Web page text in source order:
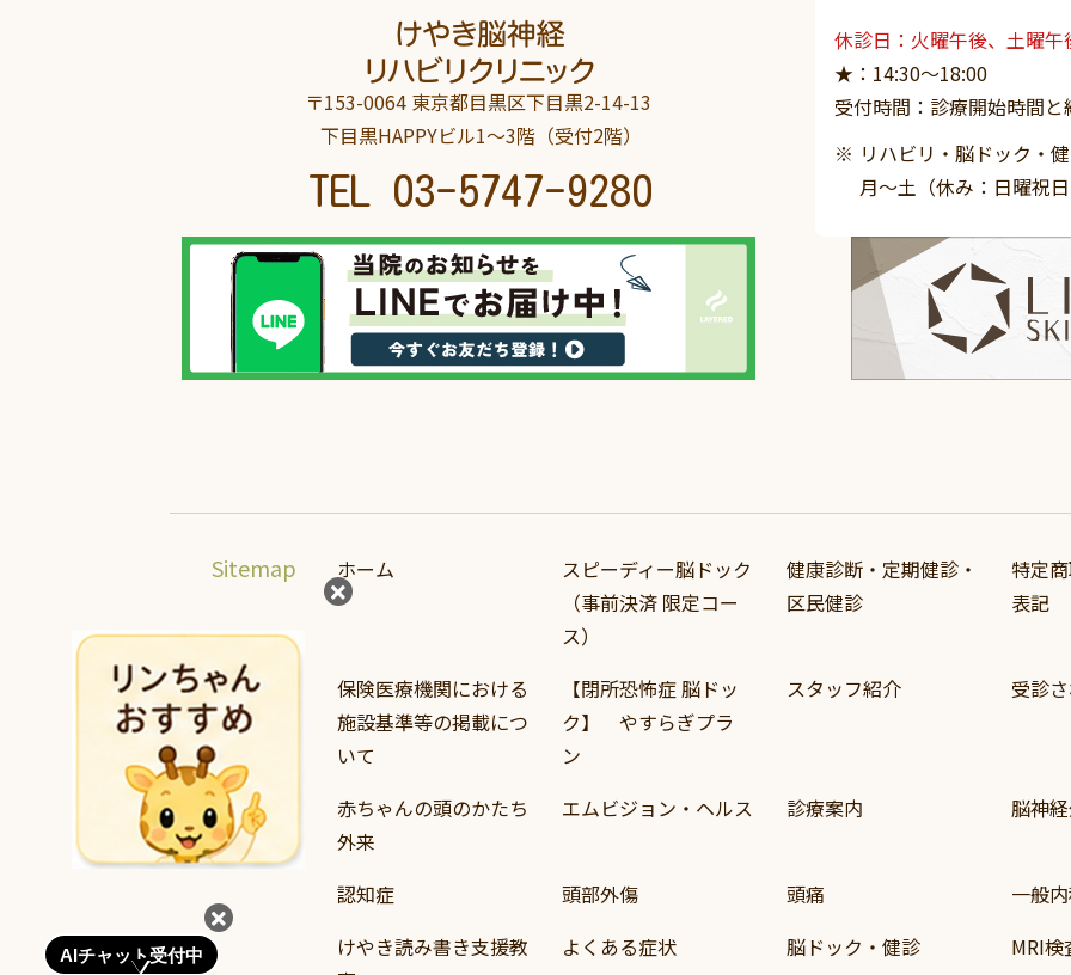
〒153-0064 東京都目黒区下目黒2-14-13
下目黒HAPPYビル1～3階（受付2階）
TEL 03-5747-9280
休診日：火曜午後、土曜午
★：14:30～18:00
受付時間：診療開始時間と
リハビリ・脳ドック・
月～土（休み：日曜祝日
Sitemap ホーム
スピーディー脳ドック
（事前決済 限定コー
ス）
健康診断・定期健診・
区民健診
特定
表記
保険医療機関における
施設基準等の掲載につ
いて
【閉所恐怖症 脳ドッ
ク】 やすらぎプラ
ン
スタッフ紹介 受診
赤ちゃんの頭のかたち
外来
エムビジョン・ヘルス 診療案内 脳神
認知症 頭部外傷 頭痛 一般
けやき読み書き支援教
よくある症状 脳ドック・健診 MRI検
AIチャット受付中